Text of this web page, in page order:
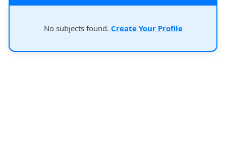
No subjects found. Create Your Profile